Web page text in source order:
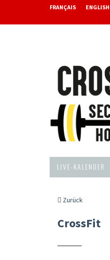
FRANÇAIS ENGLISH
LIVE-KALENDER
Zurück
CrossFit